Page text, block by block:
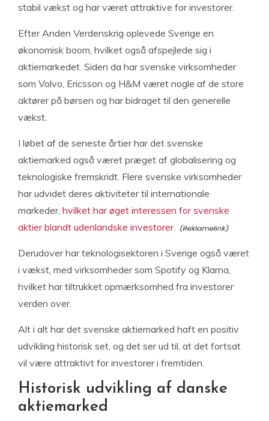
stabil vækst og har været attraktive for investorer.
Efter Anden Verdenskrig oplevede Sverige en
økonomisk boom, hvilket også afspejlede sig i
aktiemarkedet. Siden da har svenske virksomheder
som Volvo, Ericsson og H&M været nogle af de store
aktører på børsen og har bidraget til den generelle
vækst.
I løbet af de seneste årtier har det svenske
aktiemarked også været præget af globalisering og
teknologiske fremskridt. Flere svenske virksomheder
har udvidet deres aktiviteter til internationale
markeder, hvilket har øget interessen for svenske
aktier blandt udenlandske investorer.
Derudover har teknologisektoren i Sverige også været
i vækst, med virksomheder som Spotify og Klarna,
hvilket har tiltrukket opmærksomhed fra investorer
verden over.
Alt i alt har det svenske aktiemarked haft en positiv
udvikling historisk set, og det ser ud til, at det fortsat
vil være attraktivt for investorer i fremtiden.
Historisk udvikling af danske
aktiemarked